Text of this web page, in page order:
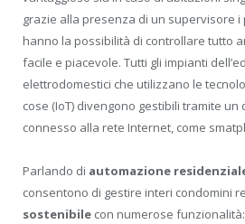
grazie alla presenza di un supervisore
hanno la possibilità di controllare tutto
facile e piacevole. Tutti gli impianti
elettrodomestici che utilizzano le
cose (IoT) divengono gestibili tramite
connesso alla rete Internet, come
Parlando di automazione
consentono di gestire interi condomini
sostenibile con numerose funzionalità: